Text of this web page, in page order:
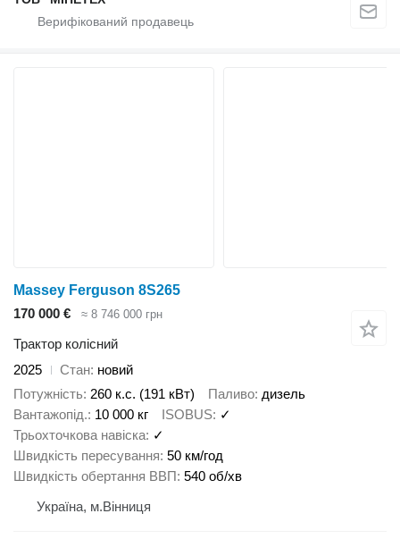
Massey Ferguson 8S265
170 000 €
≈ 8 746 000 грн
Трактор колісний
2025
Стан новий
Потужність 260 к.с. (191 кВт) Паливо дизель
Вантажопід. 10 000 кг ISOBUS ✓
Трьохточкова навіска ✓
Швидкість пересування 50 км/год
Швидкість обертання ВВП 540 об/хв
Україна, м.Вінниця